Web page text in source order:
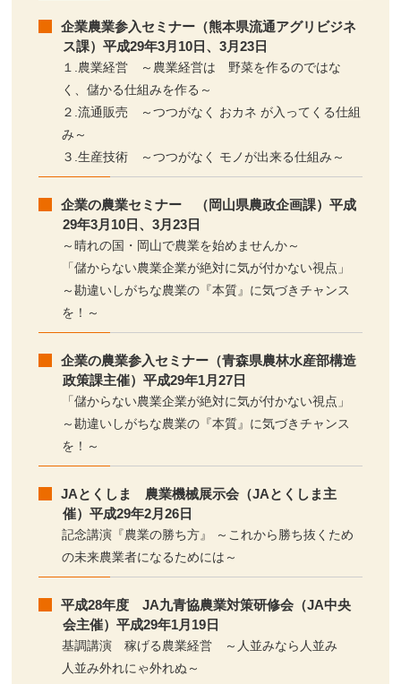
企業農業参入セミナー（熊本県流通アグリビジネ
ス課）平成29年3月10日、3月23日
１.農業経営 ～農業経営は 野菜を作るのではな
く、儲かる仕組みを作る～
２.流通販売 ～つつがなく おカネ が入ってくる仕組
み～
３.生産技術 ～つつがなく モノが出来る仕組み～
企業の農業セミナー （岡山県農政企画課）平成
29年3月10日、3月23日
～晴れの国・岡山で農業を始めませんか～
「儲からない農業企業が絶対に気が付かない視点」
～勘違いしがちな農業の『本質』に気づきチャンス
を！～
企業の農業参入セミナー（青森県農林水産部構造
政策課主催）平成29年1月27日
「儲からない農業企業が絶対に気が付かない視点」
～勘違いしがちな農業の『本質』に気づきチャンス
を！～
JAとくしま 農業機械展示会（JAとくしま主
催）平成29年2月26日
記念講演『農業の勝ち方』 ～これから勝ち抜くため
の未来農業者になるためには～
平成28年度 JA九青協農業対策研修会（JA中央
会主催）平成29年1月19日
基調講演 稼げる農業経営 ～人並みなら人並み
人並み外れにゃ外れぬ～